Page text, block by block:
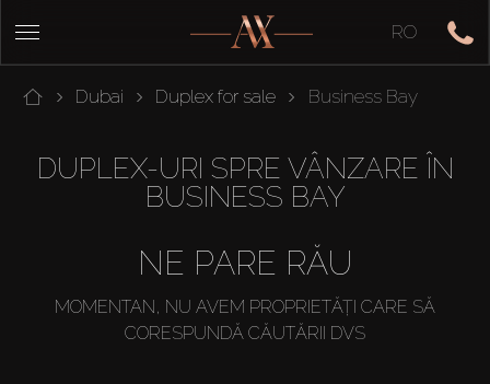
RO
Dubai Duplex for sale Business Bay
DUPLEX-URI SPRE VÂNZARE ÎN
BUSINESS BAY
NE PARE RĂU
MOMENTAN, NU AVEM PROPRIETĂȚI CARE SĂ
CORESPUNDĂ CĂUTĂRII DVS